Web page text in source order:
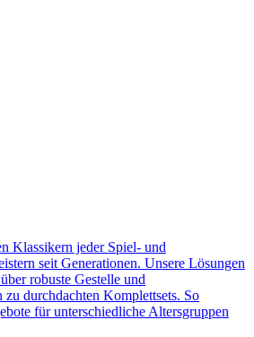
Klassikern jeder Spiel- und
seit Generationen. Unsere Lösungen
robuste Gestelle und
zu durchdachten Komplettsets. So
für unterschiedliche Altersgruppen